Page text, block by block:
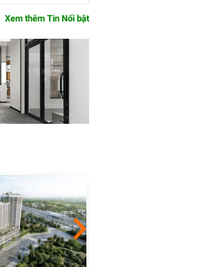
Xem thêm Tin Nổi bật